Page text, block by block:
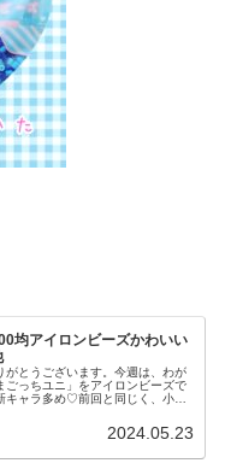
均アイロンビーズかわいい
がとうございます。今週は、わが
ごっちユニ」をアイロンビーズで
キャラ多め♡前回と同じく、小さ
2024.05.23